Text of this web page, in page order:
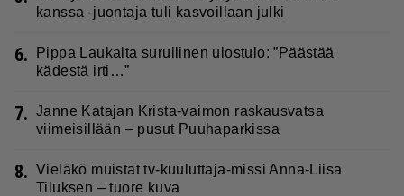
kanssa -juontaja tuli kasvoillaan julki
6.
Pippa Laukalta surullinen ulostulo: ”Päästää
kädestä irti…”
7. Janne Katajan Krista-vaimon raskausvatsa
viimeisillään – pusut Puuhaparkissa
8. Vieläkö muistat tv-kuuluttaja-missi Anna-Liisa
Tiluksen – tuore kuva